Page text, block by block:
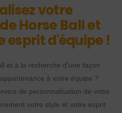
votre
Horse Ball et
esprit d'équipe !
et à la recherche d'une façon
à votre équipe ?
de personnalisation de votre
votre style et votre esprit